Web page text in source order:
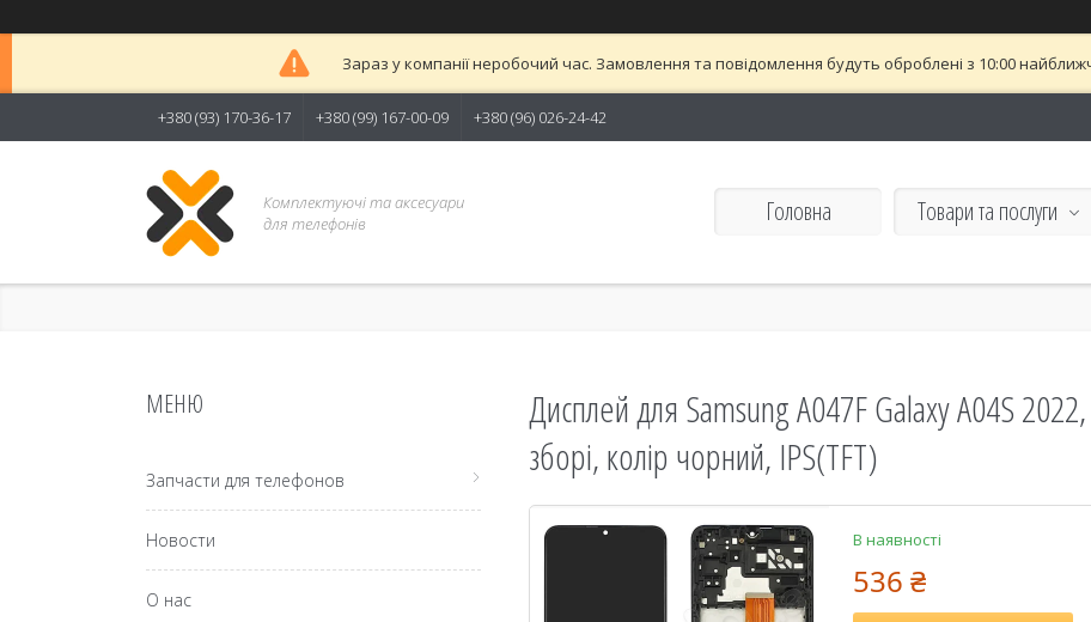
Зараз у компанії неробочий час. Замовлення та повідомлення будуть оброблені з 10:00
+380 (93) 170-36-17 +380 (99) 167-00-09 +380 (96) 026-24-42
Комплектуючі та аксесуари
для телефонів
Головна Товари та послуги
Дисплей для Samsung A047F Galaxy A04S
зборі, колір чорний, IPS(TFT)
В наявності
536 ₴
Запчасти для телефонов
Новости
О нас